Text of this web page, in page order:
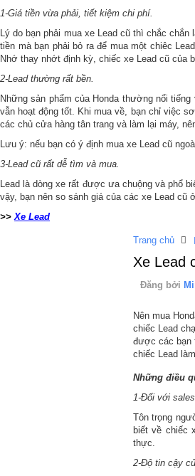
1-Giá tiền vừa phải, tiết kiệm chi phí.
Lý do bạn phải mua xe Lead cũ thì chắc
tiền mà bạn phải bỏ ra để mua một chiêc
Nhớ thay nhớt định kỳ, chiếc xe Lead cũ của
2-Lead thường rất bền.
Những sản phẩm của Honda thường nổi
vẫn hoạt động tốt. Khi mua về, bạn chỉ việc
các chủ cửa hàng tân trang và làm lại máy,
Lưu ý: nếu bạn có ý định mua xe Lead cũ
3-Lead cũ rất dễ tìm và mua.
Lead là dòng xe rất được ưa chuộng và phổ
vậy, bạn nên so sánh giá của các xe Lead cũ
>>Xe Lead
Trang chủ
Xe Lead
Đăng bởi
Nên mua
chiếc Lead
được các bạn
chiếc Lead
Những điều
1-Đối với
Tôn trọng
biết về chiếc
thực.
2-Độ tin cậy